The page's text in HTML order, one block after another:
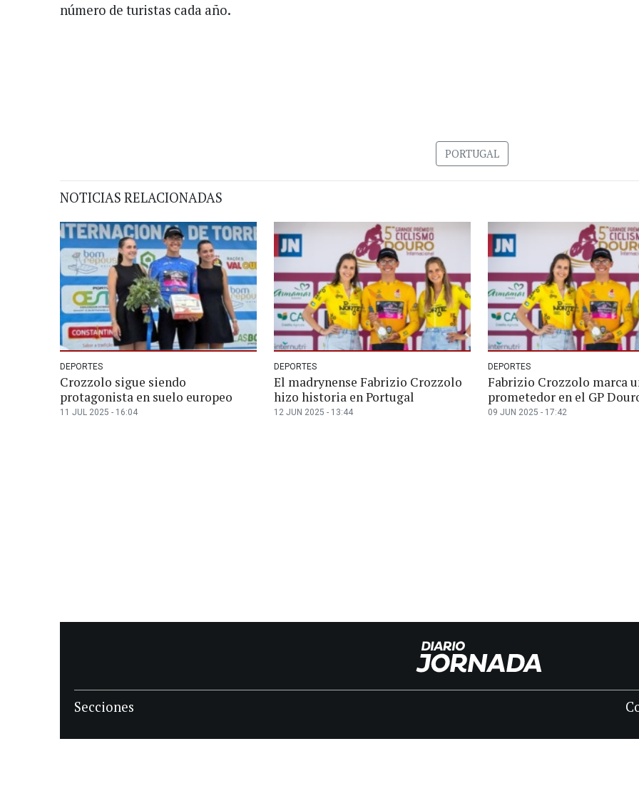
número de turistas cada año.
PORTUGAL
NOTICIAS RELACIONADAS
DEPORTES
Crozzolo sigue siendo
protagonista en suelo europeo
11 JUL 2025 - 16:04
DEPORTES
El madrynense Fabrizio Crozzolo
hizo historia en Portugal
12 JUN 2025 - 13:44
DEPORTES
Fabrizio Crozzolo marca
prometedor en el GP
09 JUN 2025 - 17:42
Secciones